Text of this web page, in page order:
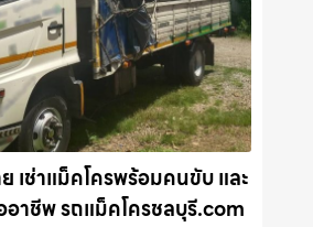
เช่าแม็คโครพร้อมคนขับ และ
อาชีพ รถแม็คโครชลบุรี.com